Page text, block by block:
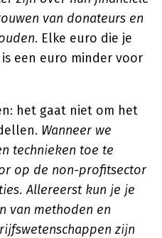
van donateurs en
. Elke euro die je
een euro minder voor
het gaat niet om het
Wanneer we
technieken toe te
op de non-profitsector
Allereerst kun je je
van methoden en
zijn